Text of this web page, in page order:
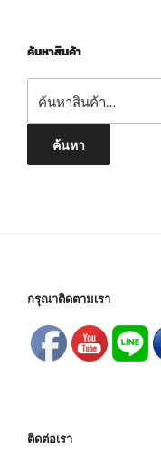
ค้นหาสินค้า
ค้นหา
กรุณาติดตามเรา
ติดต่อเรา